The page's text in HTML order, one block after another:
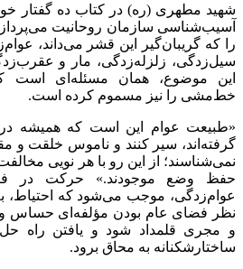
شهید مطهری (ره) در کتاب ده گفتار
آسیب‌شناسی سازمان روحانیت
را که گریبان‌گیر این قشر می‌داند،
این موضوع، همان مسئله‌ای است
خط‌مشی را نیز مسموم کرده است.
«طبیعت عوام این است که همیشه
گرفته‌اند، سیر کنند و ناموس خلقت و
نمی‌شناسند؛ از این رو با هر نویی
حفظ وضع موجودند.» حرکت در
عوام‌زدگی، موجب می‌شود که احتیاط،
نظر فضای عام بودن مؤلفه‌ای حساس
و مجری قلمداد شود و یافتن راه
ساختارشکنانه به محاق برود.